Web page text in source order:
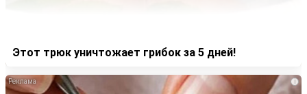
Этот трюк уничтожает грибок за 5 дней!
i